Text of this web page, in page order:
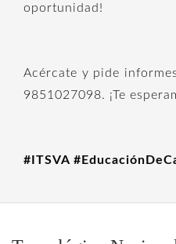
oportunidad!
Acércate y pide
9851027098. ¡Te
#ITSVA